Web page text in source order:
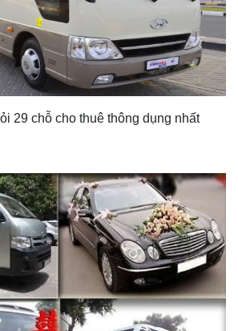
29 chỗ cho thuê thông dụng nhất